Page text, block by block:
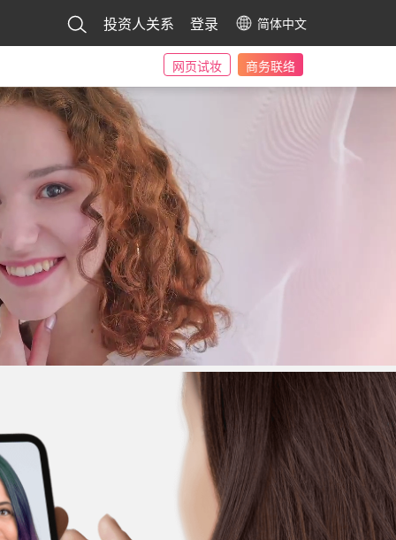
投资人关系 登录 简体中文
网页试妆 商务联络